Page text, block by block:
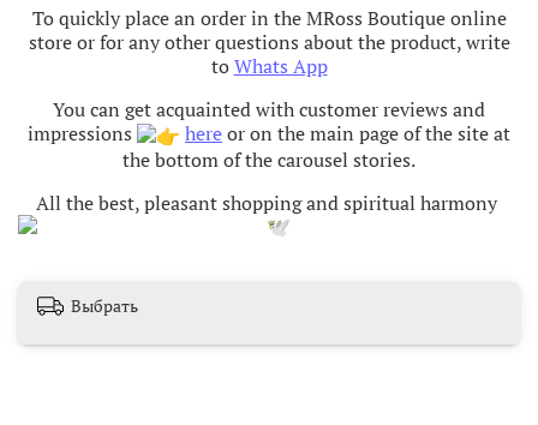
To quickly place an order in the MRoss Boutique online
store or for any other questions about the product, write
to Whats App
You can get acquainted with customer reviews and
impressions
hereor on the main page of the site at
the bottom of the carousel stories.
All the best, pleasant shopping and spiritual harmony
Выбрать